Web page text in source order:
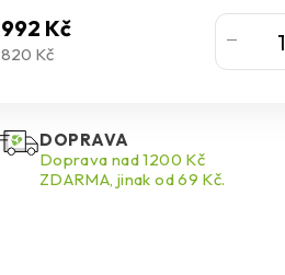
992 Kč
820 Kč
DOPRAVA
Doprava nad 1200 Kč
ZDARMA, jinak od 69 Kč.